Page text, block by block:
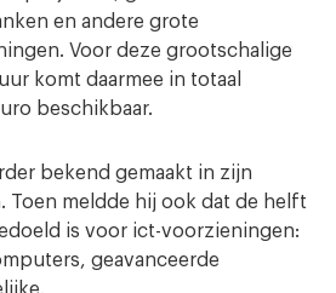
en andere grote
Voor deze grootschalige
komt daarmee in totaal
beschikbaar.
bekend gemaakt in zijn
Toen meldde hij ook dat de helft
is voor ict-voorzieningen:
geavanceerde